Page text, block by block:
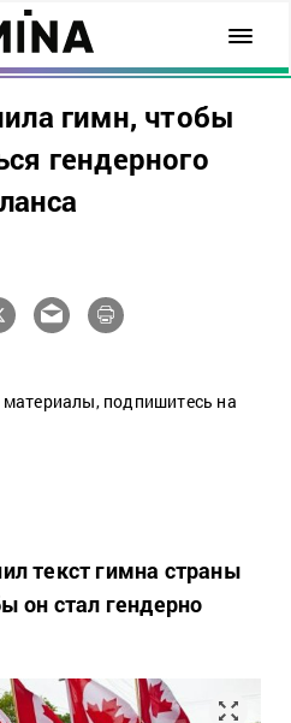
гимн, чтобы
гендерного
подпишитесь на
текст гимна страны
он стал гендерно